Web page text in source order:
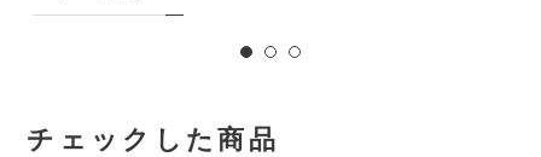
チェックした商品